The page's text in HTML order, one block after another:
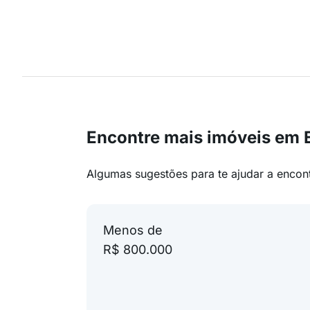
Encontre mais imóveis em
Algumas sugestões para te ajudar a
Menos de
R$ 800.000